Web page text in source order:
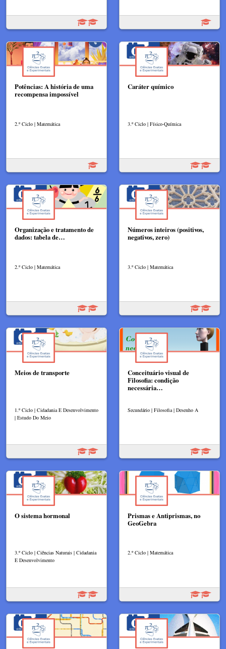
Potências: A história de uma
recompensa impossível
2.º Ciclo | Matemática
Caráter químico
3.º Ciclo | Físico-Química
Organização e tratamento de
dados: tabela de…
2.º Ciclo | Matemática
Números inteiros (positivos,
negativos, zero)
3.º Ciclo | Matemática
Meios de transporte
1.º Ciclo | Cidadania E Desenvolvimento
| Estudo Do Meio
Conceituário visual de
Filosofia: condição
necessária…
Secundário | Filosofia | Desenho A
O sistema hormonal
3.º Ciclo | Ciências Naturais | Cidadania
E Desenvolvimento
Prismas e Antiprismas, no
GeoGebra
2.º Ciclo | Matemática